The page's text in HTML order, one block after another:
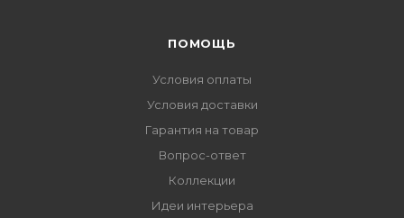
ПОМОЩЬ
Условия оплаты
Условия доставки
Гарантия на товар
Вопрос-ответ
Коллекции
Идеи интерьера